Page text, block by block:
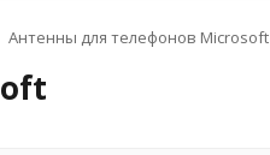
Антенны для телефонов Microsoft